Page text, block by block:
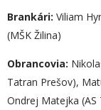
Brankári: Viliam
(MŠK Žilina)
Obrancovia:
Tatran Prešov),
Ondrej Matejka (AS